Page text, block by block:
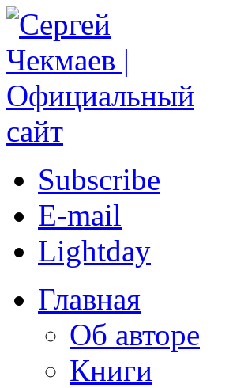
Subscribe
E-mail
Lightday
Главная
Об авторе
Книги